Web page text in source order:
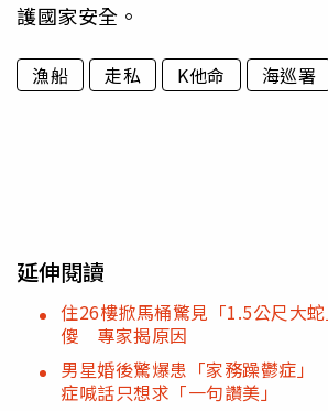
護國家安全。
漁船 走私 K他命 海巡署
延伸閱讀
住26樓掀馬桶驚見「1.5公尺大
傻 專家揭原因
男星婚後驚爆患「家務躁鬱症
症喊話只想求「一句讚美」